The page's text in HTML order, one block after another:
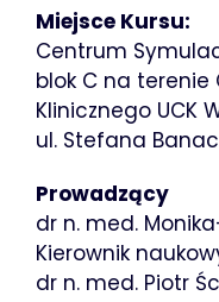
Innowacje
Kontakt
Miejsce Kursu:
Centrum
blok C na
Klinicznego UCK
ul. Stefana
Prowadzący
dr n. med.
Kierownik
dr n. med. Piotr